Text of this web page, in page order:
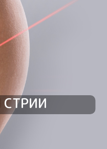
СТРИИ